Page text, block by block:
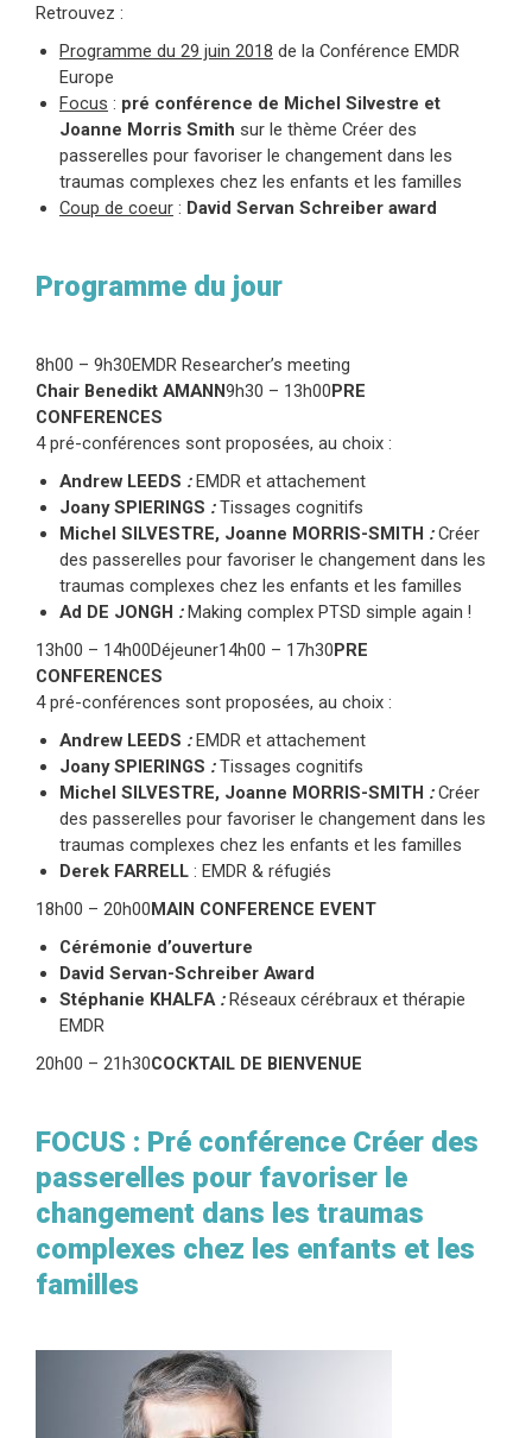
Retrouvez :
Programme du 29 juin 2018 de la Conférence EMDR
Europe
Focus : pré conférence de Michel Silvestre et
Joanne Morris Smith sur le thème Créer des
passerelles pour favoriser le changement dans les
traumas complexes chez les enfants et les familles
Coup de coeur : David Servan Schreiber award
Programme du jour
8h00 – 9h30EMDR Researcher’s meeting
Chair Benedikt AMANN9h30 – 13h00PRE
CONFERENCES
4 pré-conférences sont proposées, au choix :
Andrew LEEDS :EMDR et attachement
Joany SPIERINGS :Tissages cognitifs
Michel SILVESTRE, Joanne MORRIS-SMITH :Créer
des passerelles pour favoriser le changement dans les
traumas complexes chez les enfants et les familles
Ad DE JONGH :Making complex PTSD simple again !
13h00 – 14h00Déjeuner14h00 – 17h30PRE
CONFERENCES
4 pré-conférences sont proposées, au choix :
Andrew LEEDS :EMDR et attachement
Joany SPIERINGS :Tissages cognitifs
Michel SILVESTRE, Joanne MORRIS-SMITH :Créer
des passerelles pour favoriser le changement dans les
traumas complexes chez les enfants et les familles
Derek FARRELL : EMDR & réfugiés
18h00 – 20h00MAIN CONFERENCE EVENT
Cérémonie d’ouverture
David Servan-Schreiber Award
Stéphanie KHALFA :Réseaux cérébraux et thérapie
EMDR
20h00 – 21h30COCKTAIL DE BIENVENUE
FOCUS : Pré conférence Créer des
passerelles pour favoriser le
changement dans les traumas
complexes chez les enfants et les
familles